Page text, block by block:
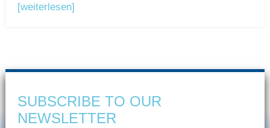
[weiterlesen]
SUBSCRIBE TO OUR
NEWSLETTER